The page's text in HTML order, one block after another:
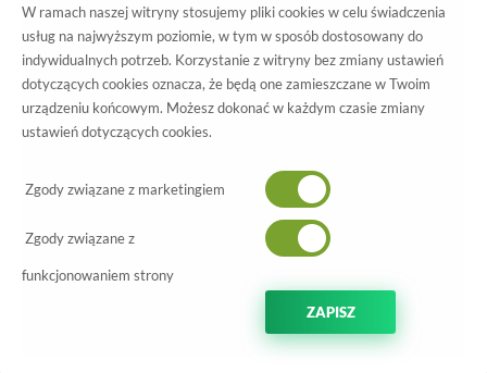
Wszystkie produkty
V7272-42 Grey 2
W ramach naszej witryny stosujemy pliki cookies w celu świadczenia
usług na najwyższym poziomie, w tym w sposób dostosowany do
indywidualnych potrzeb. Korzystanie z witryny bez zmiany ustawień
dotyczących cookies oznacza, że będą one zamieszczane w Twoim
urządzeniu końcowym. Możesz dokonać w każdym czasie zmiany
ustawień dotyczących cookies.
Zgody związane z marketingiem
Zgody związane z
funkcjonowaniem strony
ZAPISZ